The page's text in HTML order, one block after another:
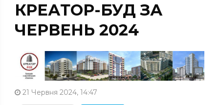
КРЕАТОР-БУД ЗА
ЧЕРВЕНЬ 2024
21 Червня 2024, 14:47